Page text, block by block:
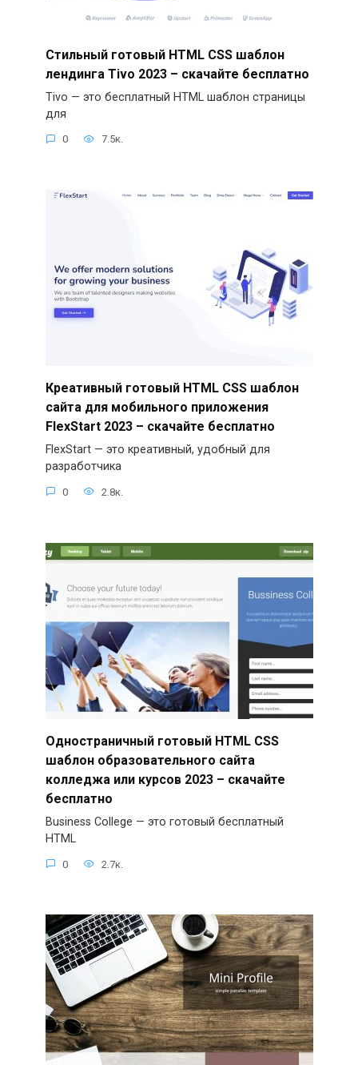
Стильный готовый HTML CSS шаблон
лендинга Tivo 2023 – скачайте бесплатно
Tivo — это бесплатный HTML шаблон страницы
для
0 7.5к.
Креативный готовый HTML CSS шаблон
сайта для мобильного приложения
FlexStart 2023 – скачайте бесплатно
FlexStart — это креативный, удобный для
разработчика
0 2.8к.
Одностраничный готовый HTML CSS
шаблон образовательного сайта
колледжа или курсов 2023 – скачайте
бесплатно
Business College — это готовый бесплатный
HTML
0 2.7к.